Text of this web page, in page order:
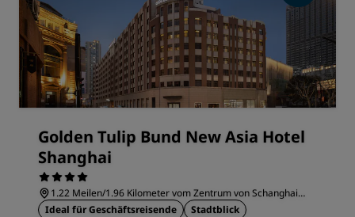
Golden Tulip Bund New Asia Hotel
Shanghai
1.22 Meilen/1.96 Kilometer vom Zentrum von Schanghai
entfernt
Ideal für Geschäftsreisende Stadtblick